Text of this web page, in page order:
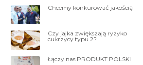
Chcemy konkurować jakością
Czy jajka zwiększają ryzyko
cukrzycy typu 2?
Łączy nas PRODUKT POLSKI